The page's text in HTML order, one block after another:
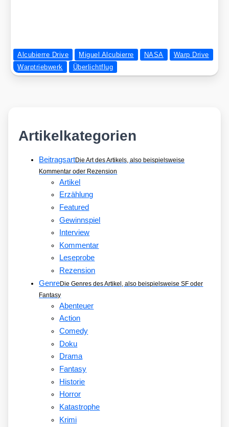
Alcubierre Drive Miguel Alcubierre NASA
Warp Drive
Warptriebwerk
Überlichtflug
Artikelkategorien
BeitragsartDie Art des Artikels, also beispielsweise
Kommentar oder Rezension
Artikel
Erzählung
Featured
Gewinnspiel
Interview
Kommentar
Leseprobe
Rezension
GenreDie Genres des Artikel, also beispielsweise SF oder
Fantasy
Abenteuer
Action
Comedy
Doku
Drama
Fantasy
Historie
Horror
Katastrophe
Krimi